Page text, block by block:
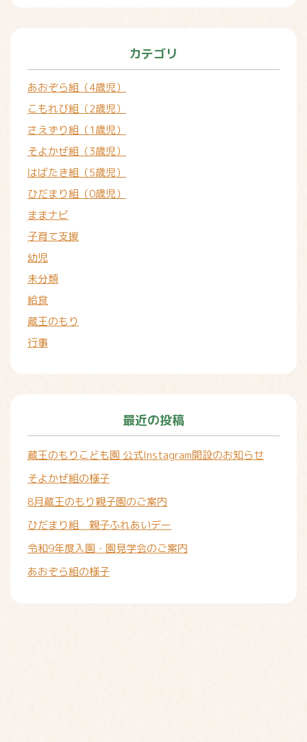
カテゴリ
あおぞら組（4歳児）
こもれび組（2歳児）
さえずり組（1歳児）
そよかぜ組（3歳児）
はばたき組（5歳児）
ひだまり組（0歳児）
ままナビ
子育て支援
幼児
未分類
給食
蔵王のもり
行事
最近の投稿
蔵王のもりこども園 公式Instagram開設のお知らせ
そよかぜ組の様子
8月蔵王のもり親子園のご案内
ひだまり組 親子ふれあいデー
令和9年度入園・園見学会のご案内
あおぞら組の様子